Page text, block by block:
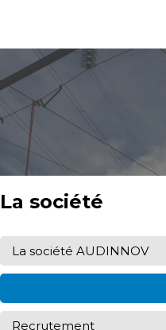
La société
La société AUDINNOV
Recrutement